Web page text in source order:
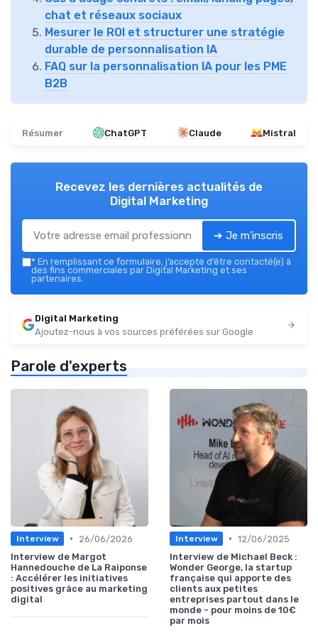
chat et réseaux sociaux
Mesurer le ROI et structurer une stratégie
durable de personnalisation IA
FAQ sur la personnalisation IA pour les PME
B2B
Résumer ChatGPT Claude Mistral
Recevez les dernières actualités de
Digital Marketing
➔ Je m'inscris
* En remplissant ce formulaire, j’accepte d’être contacté(e) à
des fins commerciales par Digital Marketing et ses
partenaires.
Digital Marketing
Ajoutez-nous à vos sources préférées sur Google
Parole d'experts
Interview •
26/06/2026
Interview de Margot
Hannedouche de La Raiponse
: Accélérer les initiatives
positives grâce au marketing
digital
Interview • 12/06/2025
Interview de Michael Beck :
Wonder George, la startup
française qui apporte des
clients aux petites
entreprises partout dans le
monde - pour moins de 10€
par mois